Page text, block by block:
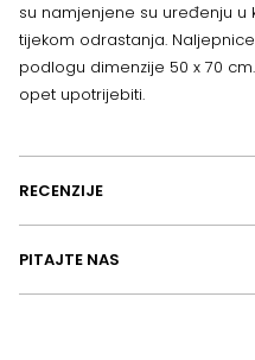
su namjenjene su uređenju
tijekom odrastanja.
podlogu dimenzije 50 x 70
opet upotrijebiti.
RECENZIJE
PITAJTE NAS